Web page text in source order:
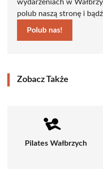
wydarzeniach w
polub naszą stronę i
Polub nas!
Zobacz Także
Pilates Wałbrzych